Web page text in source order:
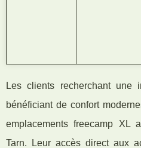
Les clients recherchant une
bénéficiant de confort
emplacements freecamp
Tarn. Leur accès direct aux